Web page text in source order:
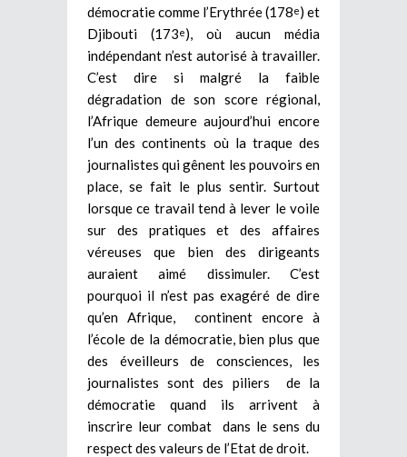
démocratie comme l’Erythrée (178e) et
Djibouti (173e), où aucun média
indépendant n’est autorisé à travailler.
C’est dire si malgré la faible
dégradation de son score régional,
l’Afrique demeure aujourd’hui encore
l’un des continents où la traque des
journalistes qui gênent les pouvoirs en
place, se fait le plus sentir. Surtout
lorsque ce travail tend à lever le voile
sur des pratiques et des affaires
véreuses que bien des dirigeants
auraient aimé dissimuler. C’est
pourquoi il n’est pas exagéré de dire
qu’en Afrique, continent encore à
l’école de la démocratie, bien plus que
des éveilleurs de consciences, les
journalistes sont des piliers de la
démocratie quand ils arrivent à
inscrire leur combat dans le sens du
respect des valeurs de l’Etat de droit.